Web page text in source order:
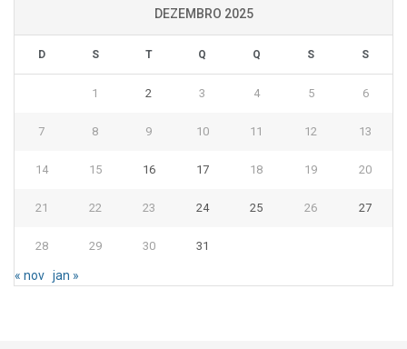
DEZEMBRO 2025
D S T Q Q S S
1 2 3 4 5 6
7 8 9 10 11 12 13
14 15 16 17 18 19 20
21 22 23 24 25 26 27
28 29 30 31
« nov jan »